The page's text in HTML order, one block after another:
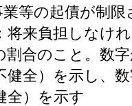
等の起債が制限
将来負担しなけ
合のこと。数
健全）を示し、
全）を示す